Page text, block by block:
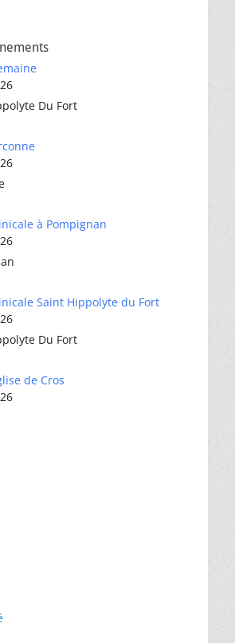
Du Fort
à Pompignan
Saint Hippolyte du Fort
Du Fort
de Cros